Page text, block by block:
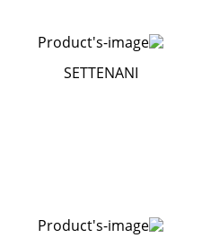
SETTENANI